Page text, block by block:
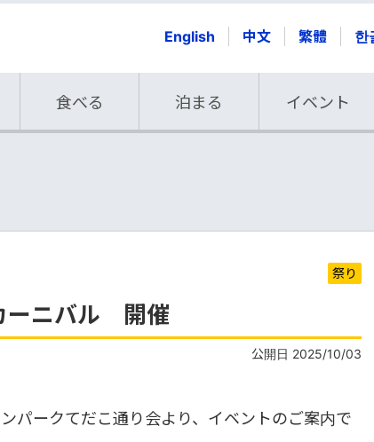
English 中文 繁體 한
食べる 泊まる イベント
祭り
ーニバル 開催
公開日 2025/10/03
パークてだこ通り会より、イベントのご案内で